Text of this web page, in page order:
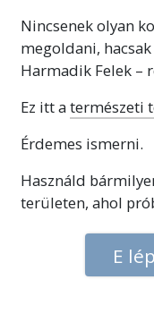
Nincsenek olyan
megoldani,
Harmadik Felek –
Ez itt atermészeti
Érdemes ismerni.
Használd
területen, ahol
E